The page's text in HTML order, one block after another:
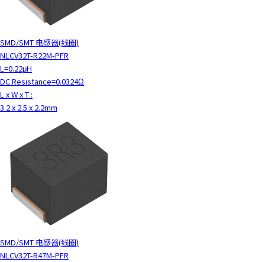
SMD/SMT 电感器(线圈)
NLCV32T-R22M-PFR
L=0.22μH
DC Resistance=0.0324Ω
L x W x T :
3.2 x 2.5 x 2.2mm
SMD/SMT 电感器(线圈)
NLCV32T-R47M-PFR